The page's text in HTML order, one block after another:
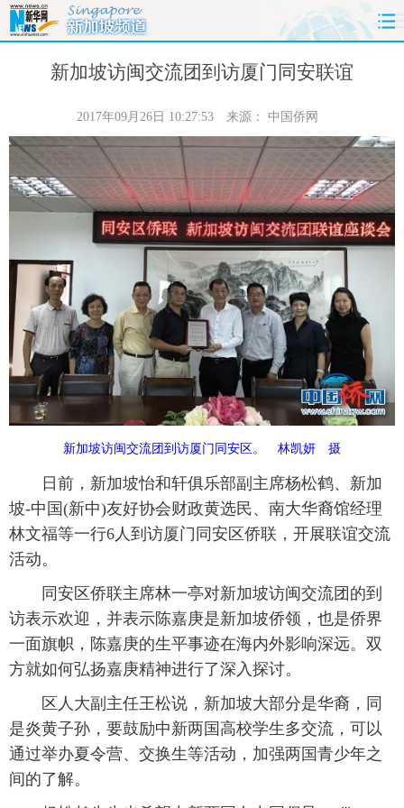
首页 时政 国际 财经
体育 人事
时尚 地方 法治
港澳 台湾 华人 汽车
能源 房产 公司
图片 视频 彩票 食品
旅游 健康 信息化 数据
金融 公益 军事 无人机
新华电视中文 新华电视英文 返回PC
新加坡访闽交流团到访厦门同安联谊
2017年09月26日 10:27:53 来源： 中国侨网
新加坡访闽交流团到访厦门同安区。 林凯妍 摄
日前，新加坡怡和轩俱乐部副主席杨松鹤、新加
坡-中国(新中)友好协会财政黄选民、南大华裔馆经理
林文福等一行6人到访厦门同安区侨联，开展联谊交流
活动。
同安区侨联主席林一亭对新加坡访闽交流团的到
访表示欢迎，并表示陈嘉庚是新加坡侨领，也是侨界
一面旗帜，陈嘉庚的生平事迹在海内外影响深远。双
方就如何弘扬嘉庚精神进行了深入探讨。
区人大副主任王松说，新加坡大部分是华裔，同
是炎黄子孙，要鼓励中新两国高校学生多交流，可以
通过举办夏令营、交换生等活动，加强两国青少年之
间的了解。